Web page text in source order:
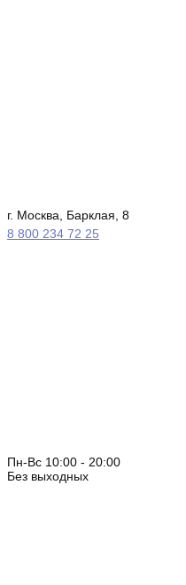
г. Москва, Барклая, 8
8 800 234 72 25
Пн-Вс 10:00 - 20:00
Без выходных